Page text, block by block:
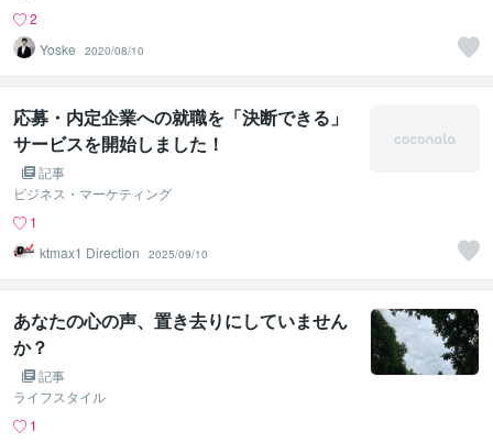
2
Yoske
2020/08/10
応募・内定企業への就職を「決断できる」
サービスを開始しました！
記事
ビジネス・マーケティング
1
ktmax1 Direction
2025/09/10
あなたの心の声、置き去りにしていません
か？
記事
ライフスタイル
1